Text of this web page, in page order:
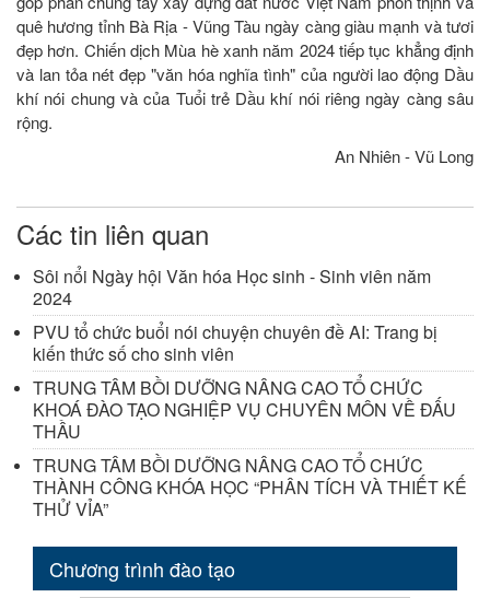
quê hương tỉnh Bà Rịa - Vũng Tàu ngày càng giàu mạnh và tươi
đẹp hơn. Chiến dịch Mùa hè xanh năm 2024 tiếp tục khẳng định
và lan tỏa nét đẹp "văn hóa nghĩa tình" của người lao động Dầu
khí nói chung và của Tuổi trẻ Dầu khí nói riêng ngày càng sâu
rộng.
An Nhiên - Vũ Long
Các tin liên quan
Sôi nổi Ngày hội Văn hóa Học sinh - Sinh viên năm
2024
PVU tổ chức buổi nói chuyện chuyên đề AI: Trang bị
kiến thức số cho sinh viên
TRUNG TÂM BỒI DƯỠNG NÂNG CAO TỔ CHỨC
KHOÁ ĐÀO TẠO NGHIỆP VỤ CHUYÊN MÔN VỀ ĐẤU
THẦU
TRUNG TÂM BỒI DƯỠNG NÂNG CAO TỔ CHỨC
THÀNH CÔNG KHÓA HỌC “PHÂN TÍCH VÀ THIẾT KẾ
THỬ VỈA”
Chương trình đào tạo